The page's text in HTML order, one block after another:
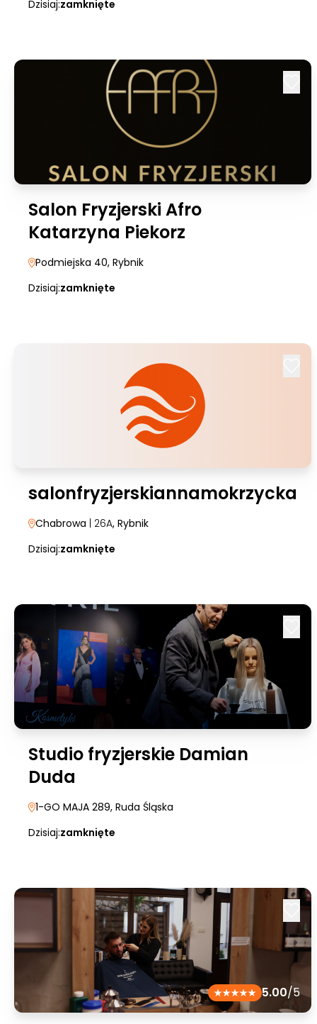
Dzisiaj:zamknięte
Salon Fryzjerski Afro
Katarzyna Piekorz
Podmiejska 40, Rybnik
Dzisiaj:zamknięte
salonfryzjerskiannamokrzycka
Chabrowa | 26A, Rybnik
Dzisiaj:zamknięte
Studio fryzjerskie Damian
Duda
1-GO MAJA 289, Ruda Śląska
Dzisiaj:zamknięte
5.00/5